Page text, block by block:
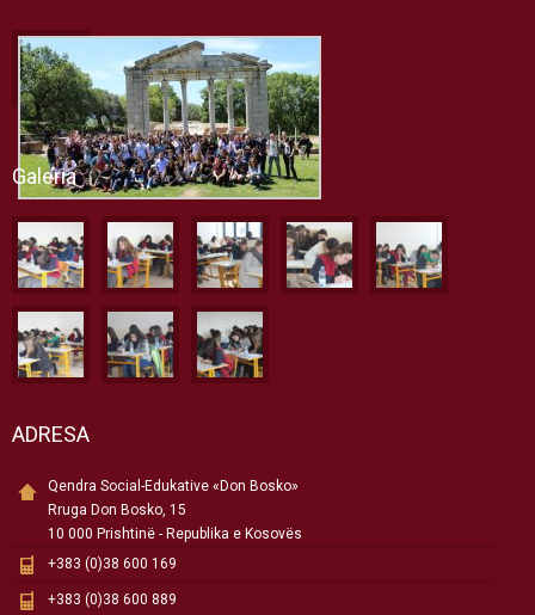
Galeria
ADRESA
Qendra Social-Edukative «Don Bosko»
Rruga Don Bosko, 15
10 000 Prishtinë - Republika e Kosovës
+383 (0)38 600 169
+383 (0)38 600 889